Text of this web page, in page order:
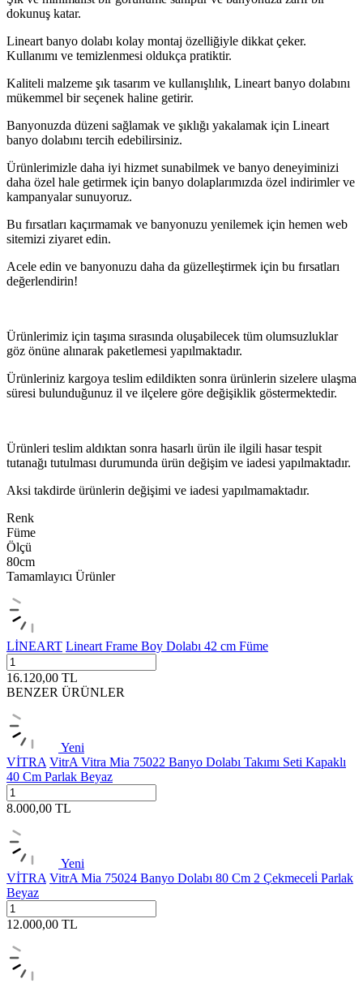
dokunuş katar.
Lineart banyo dolabı kolay montaj özelliğiyle dikkat çeker.
Kullanımı ve temizlenmesi oldukça pratiktir.
Kaliteli malzeme şık tasarım ve kullanışlılık, Lineart banyo dolabını
mükemmel bir seçenek haline getirir.
Banyonuzda düzeni sağlamak ve şıklığı yakalamak için Lineart
banyo dolabını tercih edebilirsiniz.
Ürünlerimizle daha iyi hizmet sunabilmek ve banyo deneyiminizi
daha özel hale getirmek için banyo dolaplarımızda özel indirimler ve
kampanyalar sunuyoruz.
Bu fırsatları kaçırmamak ve banyonuzu yenilemek için hemen web
sitemizi ziyaret edin.
Acele edin ve banyonuzu daha da güzelleştirmek için bu fırsatları
değerlendirin!
Ürünlerimiz için taşıma sırasında oluşabilecek tüm olumsuzluklar
göz önüne alınarak paketlemesi yapılmaktadır.
Ürünleriniz kargoya teslim edildikten sonra ürünlerin sizelere ulaşma
süresi bulunduğunuz il ve ilçelere göre değişiklik göstermektedir.
Ürünleri teslim aldıktan sonra hasarlı ürün ile ilgili hasar tespit
tutanağı tutulması durumunda ürün değişim ve iadesi yapılmaktadır.
Aksi takdirde ürünlerin değişimi ve iadesi yapılmamaktadır.
Renk
Füme
Ölçü
80cm
Tamamlayıcı Ürünler
LİNEART Lineart Frame Boy Dolabı 42 cm Füme
16.120,00 TL
BENZER ÜRÜNLER
Yeni
VİTRA VitrA Vitra Mia 75022 Banyo Dolabı Takımı Seti Kapaklı
40 Cm Parlak Beyaz
8.000,00 TL
Yeni
VİTRA VitrA Mia 75024 Banyo Dolabı 80 Cm 2 Çekmeceli̇ Parlak
Beyaz
12.000,00 TL